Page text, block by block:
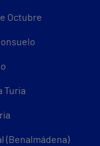
Octubre
Turia
(Benalmádena)